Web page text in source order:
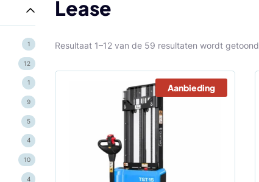
Lease
1
12
1
9
5
4
10
4
Resultaat 1–12 van de 59 resultaten wordt getoond
Aanbieding
meerdere
variaties.